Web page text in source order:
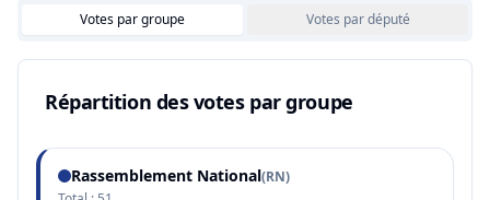
Votes par groupe Votes par député
Répartition des votes par groupe
Rassemblement National(RN)